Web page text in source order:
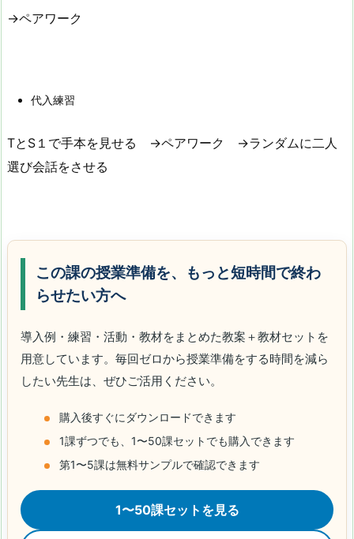
→ペアワーク
代入練習
TとS１で手本を見せる →ペアワーク →ランダムに二人
選び会話をさせる
この課の授業準備を、もっと短時間で終わ
らせたい方へ
導入例・練習・活動・教材をまとめた教案＋教材セットを
用意しています。毎回ゼロから授業準備をする時間を減ら
したい先生は、ぜひご活用ください。
購入後すぐにダウンロードできます
1課ずつでも、1〜50課セットでも購入できます
第1〜5課は無料サンプルで確認できます
1〜50課セットを見る